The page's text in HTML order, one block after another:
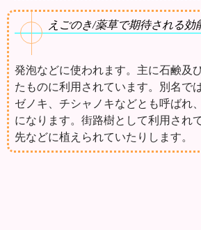
えごのき/薬草で期待される効
発泡などに使われます。主に石鹸及
たものに利用されています。別名で
ゼノキ、チシャノキなどとも呼ばれ
になります。街路樹として利用され
先などに植えられていたりします。